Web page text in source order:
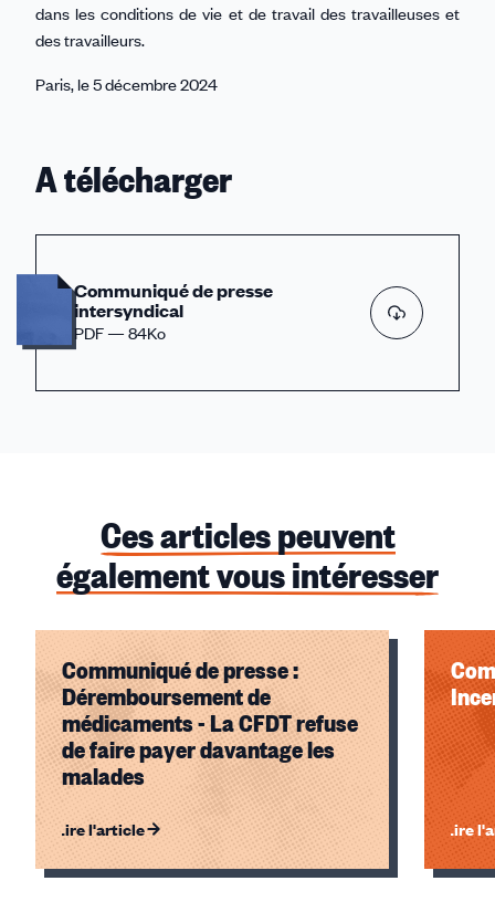
dans les conditions de vie et de travail des travailleuses et
des travailleurs.
Paris, le 5 décembre 2024
A télécharger
Communiqué de presse
intersyndical
PDF — 84Ko
Ces articles peuvent
également vous intéresser
Communiqué de presse :
Déremboursement de
médicaments - La CFDT refuse
de faire payer davantage les
malades
Lire l'article Lire